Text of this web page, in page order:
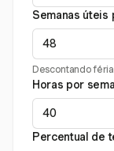
Semanas úteis
Descontando
Horas por
Percentual de